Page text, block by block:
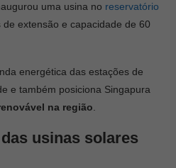
uma usina no reservatório
de extensão e capacidade de 60
energética das estações de
e também posiciona Singapura
na região
usinas solares